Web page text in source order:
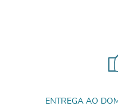
ENTREGA AO